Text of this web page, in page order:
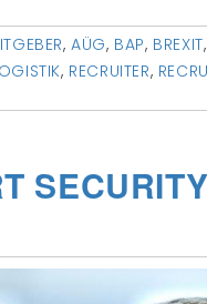
,AÜG, BAP, BREXIT,
, RECRUITER,